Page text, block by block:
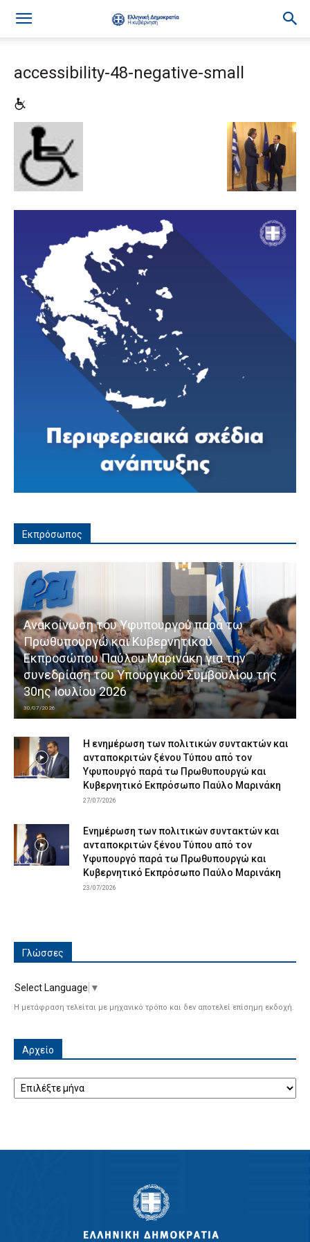
accessibility-48-negative-small
Εκπρόσωπος
Ανακοίνωση του Υφυπουργού παρά τω
Πρωθυπουργώ και Κυβερνητικού
Εκπροσώπου Παύλου Μαρινάκη για την
συνεδρίαση του Υπουργικού Συμβουλίου της
30ης Ιουλίου 2026
30/07/2026
Η ενημέρωση των πολιτικών συντακτών και
ανταποκριτών ξένου Τύπου από τον
Υφυπουργό παρά τω Πρωθυπουργώ και
Κυβερνητικό Εκπρόσωπο Παύλο Μαρινάκη
27/07/2026
Ενημέρωση των πολιτικών συντακτών και
ανταποκριτών ξένου Τύπου από τον
Υφυπουργό παρά τω Πρωθυπουργώ και
Κυβερνητικό Εκπρόσωπο Παύλο Μαρινάκη
23/07/2026
Γλώσσες
Select Language ▼
Η μετάφραση τελείται με μηχανικό τρόπο και δεν αποτελεί επίσημη εκδοχή.
Αρχείο
Αρχείο